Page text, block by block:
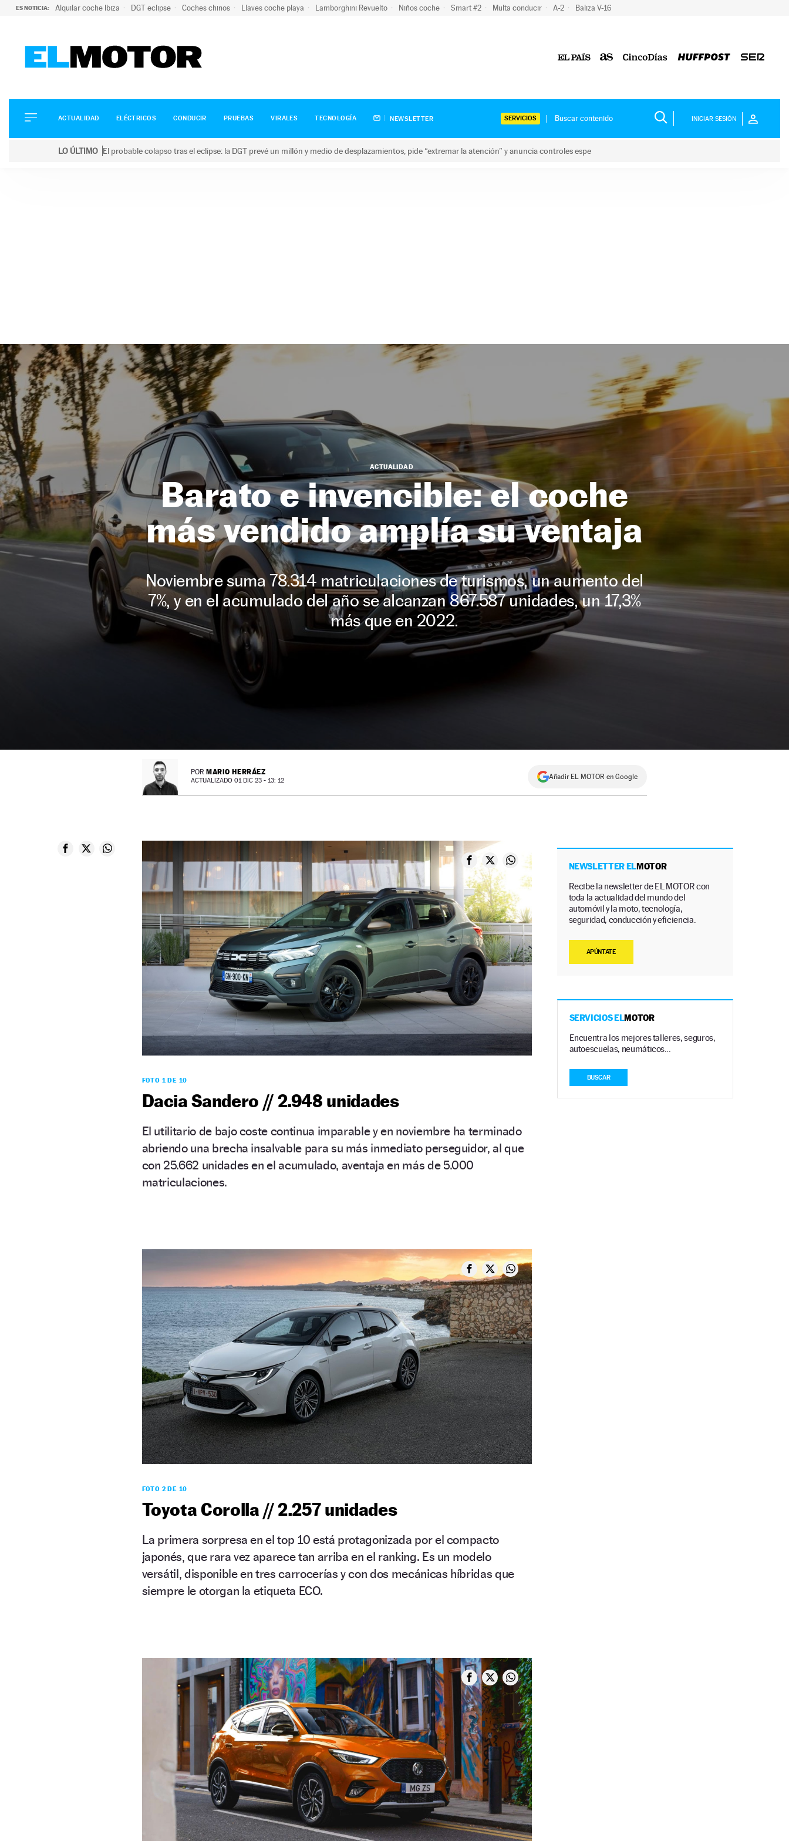
ES NOTICIA: Alquilar coche Ibiza DGT eclipse Coches chinos Llaves coche playa Lamborghini Revuelto Niños coche Smart #2 Multa conducir A-2 Baliza V-16
ELÉCTRICOS
CONDUCIR
ACTUALIDAD ELÉCTRICOS CONDUCIR PRUEBAS VIRALES TECNOLOGÍA NEWSLETTER SERVICIOS INICIAR SESIÓN
LO ÚLTIMO El probable colapso tras el eclipse: la DGT prevé un millón y medio de desplazamientos, pide “extremar la atención” y anuncia controles espe
ACTUALIDAD
Barato e invencible: el coche
más vendido amplía su ventaja
Noviembre suma 78.314 matriculaciones de turismos, un aumento del
7%, y en el acumulado del año se alcanzan 867.587 unidades, un 17,3%
más que en 2022.
POR MARIO HERRÁEZ
ACTUALIZADO 01 DIC 23 - 13: 12 Añadir EL MOTOR en Google
FOTO 1 DE 10
Dacia Sandero // 2.948 unidades
El utilitario de bajo coste continua imparable y en noviembre ha terminado
abriendo una brecha insalvable para su más inmediato perseguidor, al que
con 25.662 unidades en el acumulado, aventaja en más de 5.000
matriculaciones.
FOTO 2 DE 10
Toyota Corolla // 2.257 unidades
La primera sorpresa en el top 10 está protagonizada por el compacto
japonés, que rara vez aparece tan arriba en el ranking. Es un modelo
versátil, disponible en tres carrocerías y con dos mecánicas híbridas que
siempre le otorgan la etiqueta ECO.
NEWSLETTER ELMOTOR
Recibe la newsletter de EL MOTOR con
toda la actualidad del mundo del
automóvil y la moto, tecnología,
seguridad, conducción y eficiencia.
APÚNTATE
SERVICIOS ELMOTOR
Encuentra los mejores talleres, seguros,
autoescuelas, neumáticos…
BUSCAR